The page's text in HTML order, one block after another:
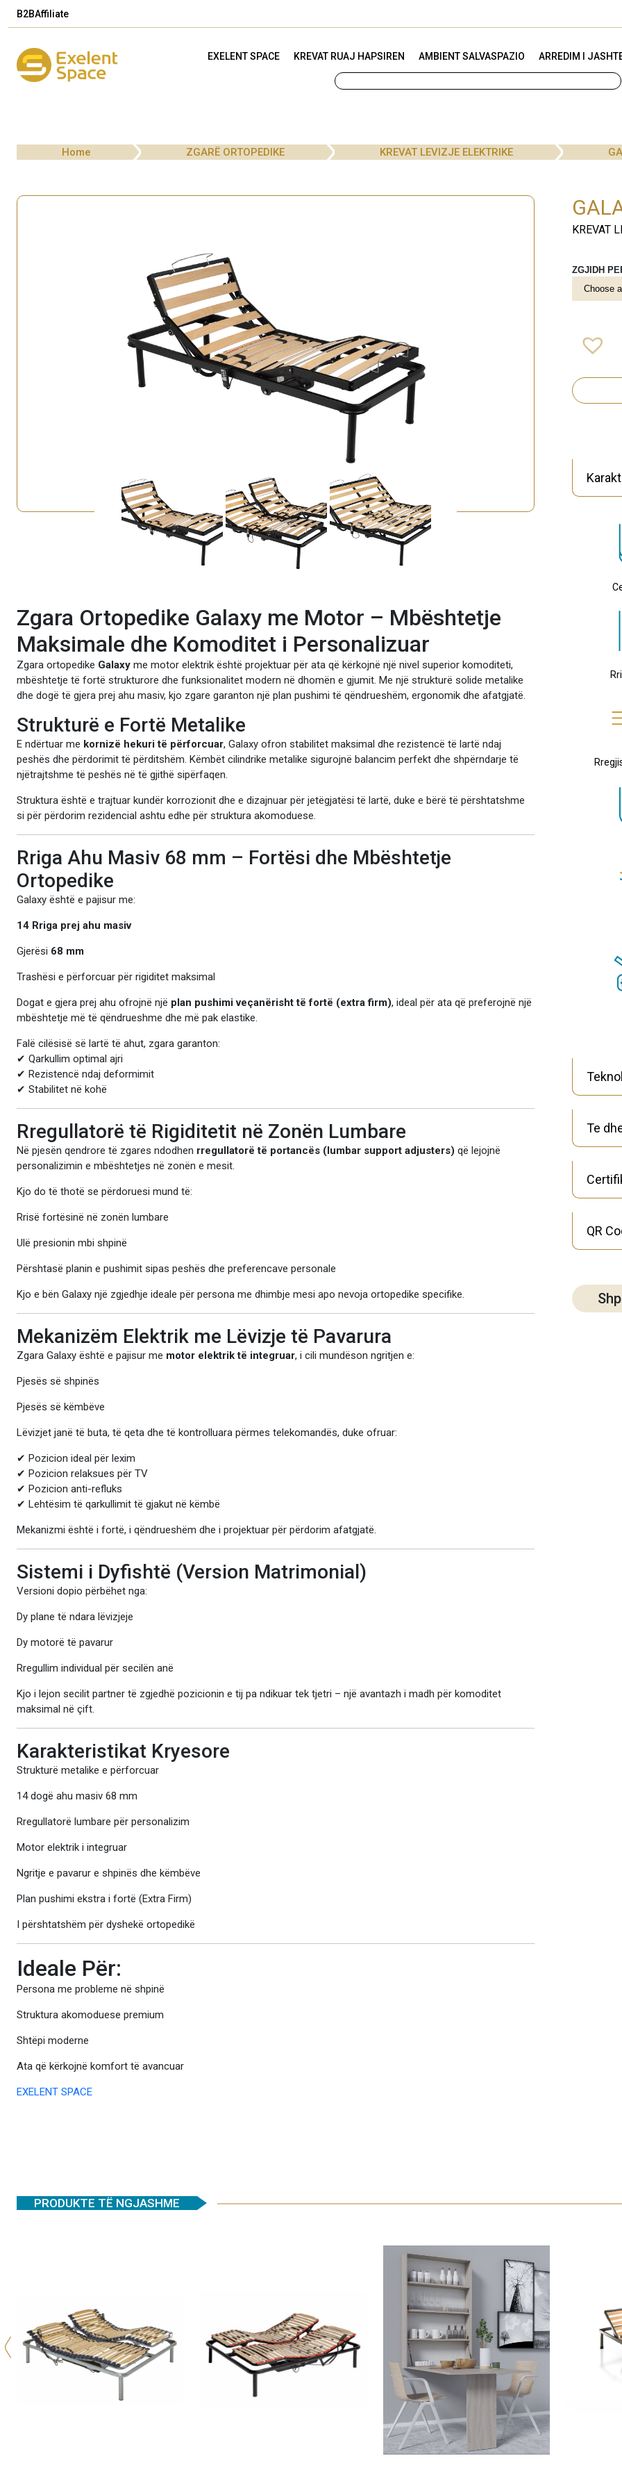
B2BAffiliate
EXELENT SPACE KREVAT RUAJ HAPSIREN AMBIENT SALVASPAZIO ARREDIM I
Home ZGARË ORTOPEDIKE KREVAT LEVIZJE ELEKTRIKE
Zgara Ortopedike Galaxy me Motor – Mbështetje
Maksimale dhe Komoditet i Personalizuar
Zgara ortopedike Galaxy me motor elektrik është projektuar për ata që kërkojnë një nivel superior komoditeti,
mbështetje të fortë strukturore dhe funksionalitet modern në dhomën e gjumit. Me një strukturë solide metalike
dhe dogë të gjera prej ahu masiv, kjo zgare garanton një plan pushimi të qëndrueshëm, ergonomik dhe afatgjatë.
Strukturë e Fortë Metalike
E ndërtuar me kornizë hekuri të përforcuar, Galaxy ofron stabilitet maksimal dhe rezistencë të lartë ndaj
peshës dhe përdorimit të përditshëm. Këmbët cilindrike metalike sigurojnë balancim perfekt dhe shpërndarje të
njëtrajtshme të peshës në të gjithë sipërfaqen.
Struktura është e trajtuar kundër korrozionit dhe e dizajnuar për jetëgjatësi të lartë, duke e bërë të përshtatshme
si për përdorim rezidencial ashtu edhe për struktura akomoduese.
Rriga Ahu Masiv 68 mm – Fortësi dhe Mbështetje
Ortopedike
Galaxy është e pajisur me:
14 Rriga prej ahu masiv
Gjerësi 68 mm
Trashësi e përforcuar për rigiditet maksimal
Dogat e gjera prej ahu ofrojnë një plan pushimi veçanërisht të fortë (extra firm), ideal për ata që preferojnë një
mbështetje më të qëndrueshme dhe më pak elastike.
Falë cilësisë së lartë të ahut, zgara garanton:
✔ Qarkullim optimal ajri
✔ Rezistencë ndaj deformimit
✔ Stabilitet në kohë
Rregullatorë të Rigiditetit në Zonën Lumbare
Në pjesën qendrore të zgares ndodhen rregullatorë të portancës (lumbar support adjusters) që lejojnë
personalizimin e mbështetjes në zonën e mesit.
Kjo do të thotë se përdoruesi mund të:
Rrisë fortësinë në zonën lumbare
Ulë presionin mbi shpinë
Përshtasë planin e pushimit sipas peshës dhe preferencave personale
Kjo e bën Galaxy një zgjedhje ideale për persona me dhimbje mesi apo nevoja ortopedike specifike.
Mekanizëm Elektrik me Lëvizje të Pavarura
Zgara Galaxy është e pajisur me motor elektrik të integruar, i cili mundëson ngritjen e:
Pjesës së shpinës
Pjesës së këmbëve
Lëvizjet janë të buta, të qeta dhe të kontrolluara përmes telekomandës, duke ofruar:
✔ Pozicion ideal për lexim
✔ Pozicion relaksues për TV
✔ Pozicion anti-refluks
✔ Lehtësim të qarkullimit të gjakut në këmbë
Mekanizmi është i fortë, i qëndrueshëm dhe i projektuar për përdorim afatgjatë.
Sistemi i Dyfishtë (Version Matrimonial)
Versioni dopio përbëhet nga:
Dy plane të ndara lëvizjeje
Dy motorë të pavarur
Rregullim individual për secilën anë
Kjo i lejon secilit partner të zgjedhë pozicionin e tij pa ndikuar tek tjetri – një avantazh i madh për komoditet
maksimal në çift.
Karakteristikat Kryesore
Strukturë metalike e përforcuar
14 dogë ahu masiv 68 mm
Rregullatorë lumbare për personalizim
Motor elektrik i integruar
Ngritje e pavarur e shpinës dhe këmbëve
Plan pushimi ekstra i fortë (Extra Firm)
I përshtatshëm për dyshekë ortopedikë
Ideale Për:
Persona me probleme në shpinë
Struktura akomoduese premium
Shtëpi moderne
Ata që kërkojnë komfort të avancuar
EXELENT SPACE
KREVAT
ZGJIDH
Te
QR
PRODUKTE TË NGJASHME